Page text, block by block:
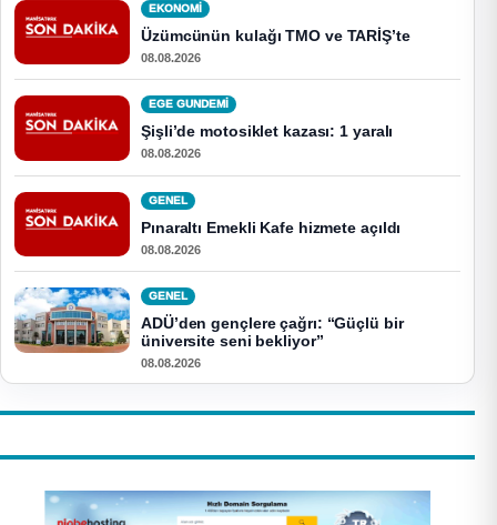
EKONOMI
Üzümcünün kulağı TMO ve TARİŞ’te
08.08.2026
EGE GUNDEMİ
Şişli’de motosiklet kazası: 1 yaralı
08.08.2026
GENEL
Pınaraltı Emekli Kafe hizmete açıldı
08.08.2026
GENEL
ADÜ’den gençlere çağrı: “Güçlü bir
üniversite seni bekliyor”
08.08.2026